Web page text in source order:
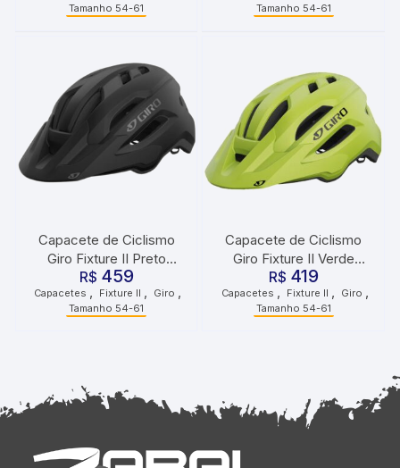
Tamanho 54-61 Tamanho 54-61
Capacete de Ciclismo
Giro Fixture II Preto
Fosco
R$ 459
Capacetes Fixture II Giro
Tamanho 54-61
Capacete de Ciclismo
Giro Fixture II Verde
Metálico
R$ 419
Capacetes Fixture II Giro
Tamanho 54-61